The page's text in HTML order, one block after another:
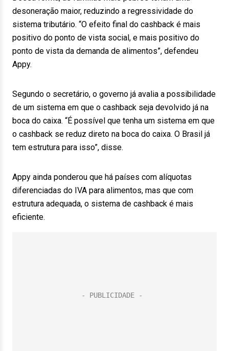
desoneração maior, reduzindo a regressividade do
sistema tributário. “O efeito final do cashback é mais
positivo do ponto de vista social, e mais positivo do
ponto de vista da demanda de alimentos”, defendeu
Appy.
Segundo o secretário, o governo já avalia a possibilidade
de um sistema em que o cashback seja devolvido já na
boca do caixa. “É possível que tenha um sistema em que
o cashback se reduz direto na boca do caixa. O Brasil já
tem estrutura para isso”, disse.
Appy ainda ponderou que há países com alíquotas
diferenciadas do IVA para alimentos, mas que com
estrutura adequada, o sistema de cashback é mais
eficiente.